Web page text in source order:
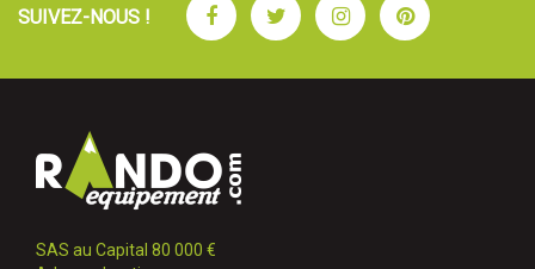
SUIVEZ-NOUS ! FacebookTwitterInstagramPinterest
SAS au Capital 80 000 €